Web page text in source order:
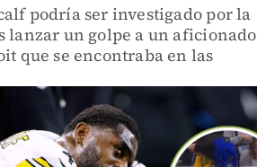
podría ser investigado por la
lanzar un golpe a un aficionado
que se encontraba en las